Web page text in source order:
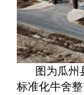
图为瓜州
标准化牛舍